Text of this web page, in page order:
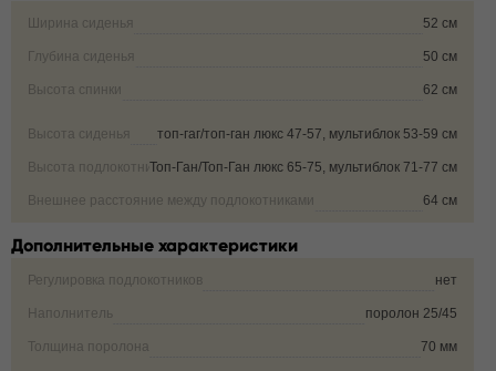
Ширина сиденья 52 см
Глубина сиденья 50 см
Высота спинки 62 см
Высота сиденья топ-гаг/топ-ган люкс 47-57, мультиблок 53-59 см
Высота подлокотника от полаТоп-Ган/Топ-Ган люкс 65-75, мультиблок 71-77 см
Внешнее расстояние между подлокотниками 64 см
Дополнительные характеристики
Регулировка подлокотников нет
Наполнитель поролон 25/45
Толщина поролона 70 мм